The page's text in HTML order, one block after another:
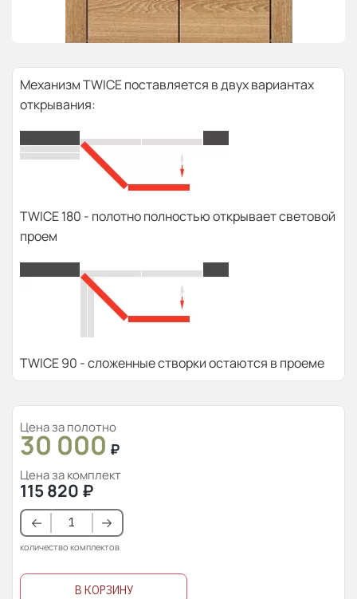
Механизм TWICE поставляется в двух вариантах
открывания:
TWICE 180 - полотно полностью открывает световой
проем
TWICE 90 - сложенные створки остаются в проеме
Цена за полотно
30 000 ₽
Цена за комплект
115 820 ₽
количество комплектов
В КОРЗИНУ